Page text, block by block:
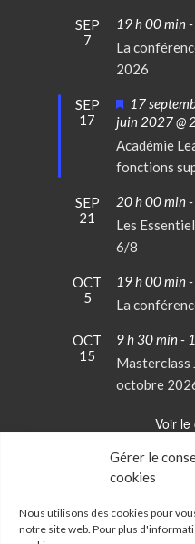
Gérer le
cookies
Nous utilisons des cookies pour
notre site web. Pour plus
SEP
7
19 h 00 min-
La
2026
SEP
17
Mis
en
avant
17
juin 2027 @
Académie
fonctions
SEP
21
20 h 00 min-
Les
6/8
OCT
5
19 h 00 min-
La
OCT
15
9 h 30 min-
Masterclass
octobre
Voir